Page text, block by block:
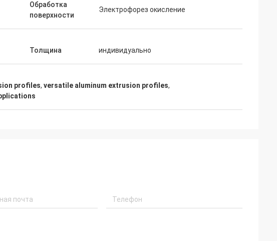
Обработка
поверхности
Электрофорез окисление
Толщина индивидуально
profiles, versatile aluminum extrusion profiles,